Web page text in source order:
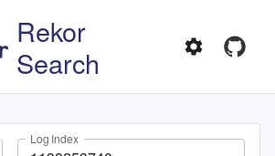
Rekor
Search
Log Index